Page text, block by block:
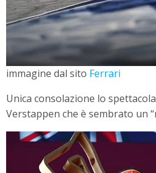
immagine dal sito Ferrari
Unica consolazione lo
Verstappen che è sembrato un